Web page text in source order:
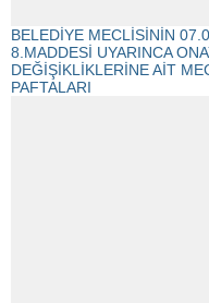
BELEDİYE MECLİSİNİN
8.MADDESİ UYARINCA
DEĞİŞİKLİKLERİNE AİT
PAFTALARI